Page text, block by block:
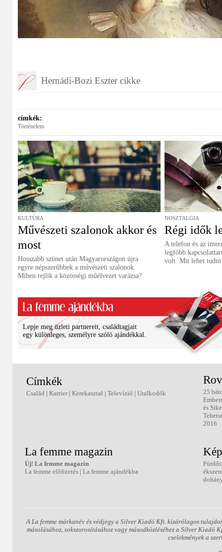
Hernádi-Bozi Eszter cikke
címkék:
Történelem
KULTÚRA
Művészeti szalonok akkor és
most
Hosszabb szünet után Magyarországon újra
egyre népszerűbbek a művészeti szalonok.
Miben rejlik a közösségi műélvezet varázsa?
NOSZTALGIA
Régi idők
A telefon és az
legfőbb
volt. Mit lehet tudni
Lepje meg üzleti partnereit, családtagjait
egy különleges, személyre szóló ajándékkal.
Címkék
Család | Karrier| Kerekasztal | Televízió | Uralkodók
25
és
2016
La femme magazin
Új! La femme magazin
La femme előfizetés | La femme ajándékba
A La femme márkanév és védjegy a Silver Kiadó Kft. kizárólagos
másolásához, sokszorosításához vagy másodközléséhez a Silver
cselekmények a